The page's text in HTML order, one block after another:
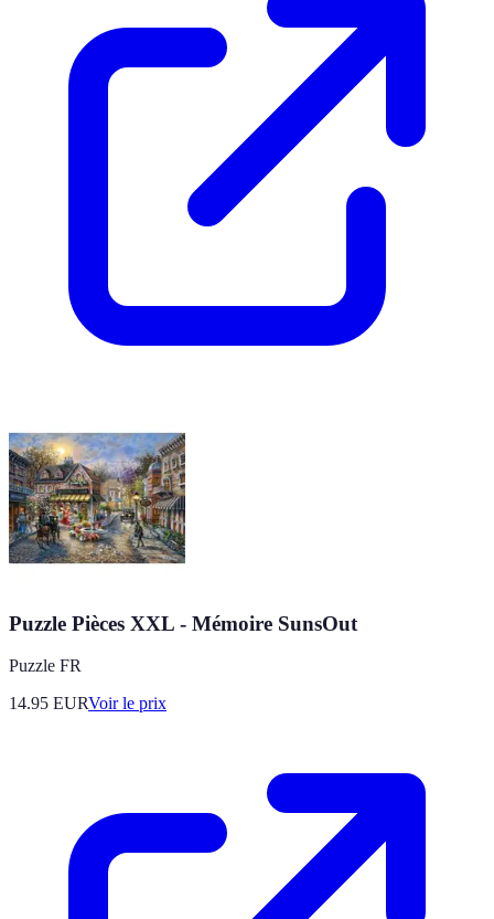
Puzzle Pièces XXL - Mémoire SunsOut
Puzzle FR
14.95 EURVoir le prix